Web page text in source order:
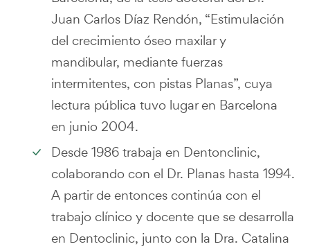
Juan Carlos Díaz Rendón, “Estimulación
del crecimiento óseo maxilar y
mandibular, mediante fuerzas
intermitentes, con pistas Planas”, cuya
lectura pública tuvo lugar en Barcelona
en junio 2004.
Desde 1986 trabaja en Dentonclinic,
colaborando con el Dr. Planas hasta 1994.
A partir de entonces continúa con el
trabajo clínico y docente que se desarrolla
en Dentoclinic, junto con la Dra. Catalina